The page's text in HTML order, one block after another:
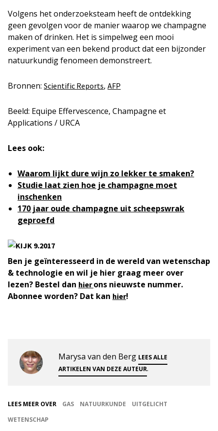
Volgens het onderzoeksteam heeft de ontdekking
geen gevolgen voor de manier waarop we champagne
maken of drinken. Het is simpelweg een mooi
experiment van een bekend product dat een bijzonder
natuurkundig fenomeen demonstreert.
Bronnen: Scientific Reports, AFP
Beeld: Equipe Effervescence, Champagne et
Applications / URCA
Lees ook:
Waarom lijkt dure wijn zo lekker te smaken?
Studie laat zien hoe je champagne moet
inschenken
170 jaar oude champagne uit scheepswrak
geproefd
Ben je geïnteresseerd in de wereld van wetenschap
& technologie en wil je hier graag meer over
lezen? Bestel dan hierons nieuwste nummer.
Abonnee worden? Dat kan hier!
Marysa van den Berg LEES ALLE
ARTIKELEN VAN DEZE AUTEUR.
LEES MEER OVER GAS NATUURKUNDE
UITGELICHT
WETENSCHAP